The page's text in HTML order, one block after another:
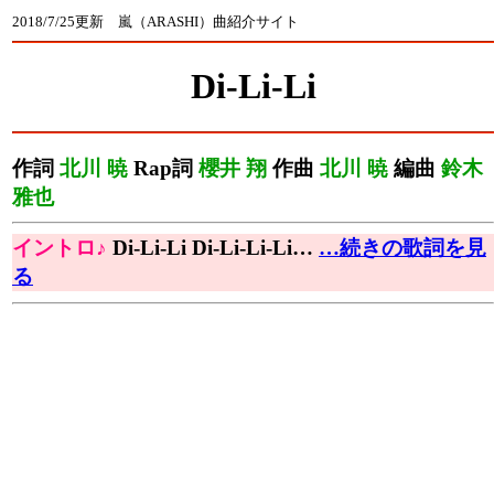
2018/7/25更新 嵐（ARASHI）曲紹介サイト
Di-Li-Li
作詞 北川 暁 Rap詞 櫻井 翔 作曲 北川 暁 編曲 鈴木
雅也
イントロ♪ Di-Li-Li Di-Li-Li-Li… …続きの歌詞を見
る